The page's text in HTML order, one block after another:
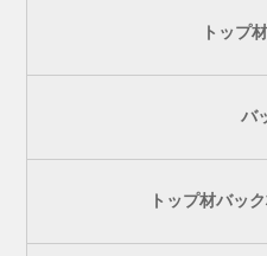
トップ
バ
トップ材バッ